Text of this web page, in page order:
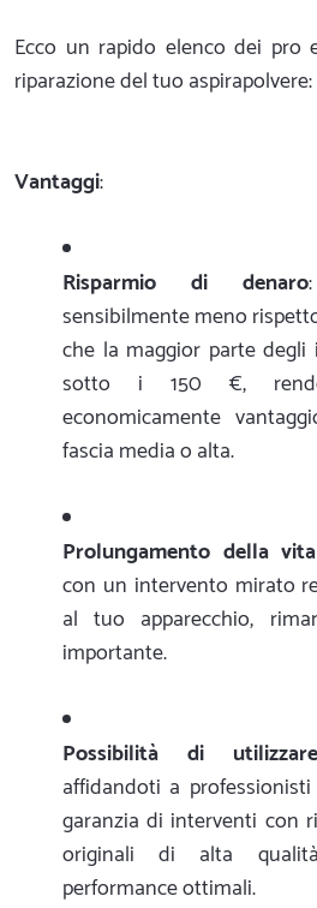
Ecco un rapido elenco dei pro
riparazione del tuo aspirapolvere:
Vantaggi:
Risparmio di denaro
sensibilmente meno
che la maggior parte
sotto i 150 €,
economicamente
fascia media o alta.
Prolungamento della
con un intervento mirato
al tuo apparecchio,
importante.
Possibilità di
affidandoti a
garanzia di interventi con
originali di alta
performance ottimali.